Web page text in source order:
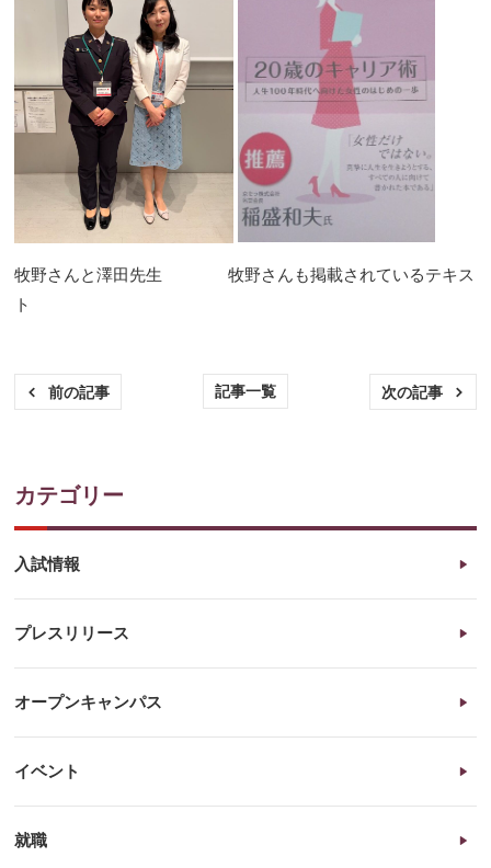
牧野さんと澤田先生 牧野さんも掲載されているテキス
ト
前の記事 記事一覧 次の記事
カテゴリー
入試情報
プレスリリース
オープンキャンパス
イベント
就職